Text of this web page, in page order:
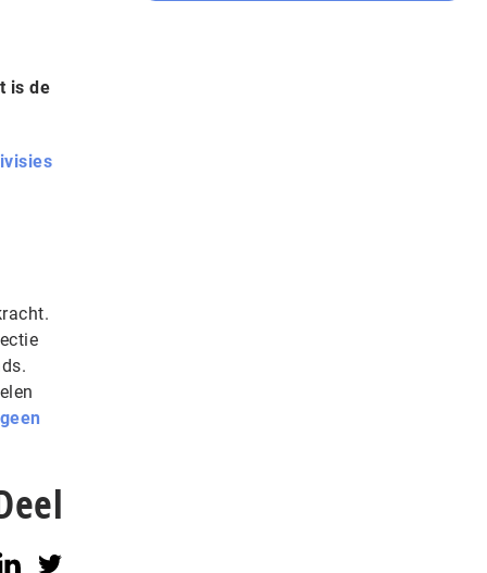
is de
geen